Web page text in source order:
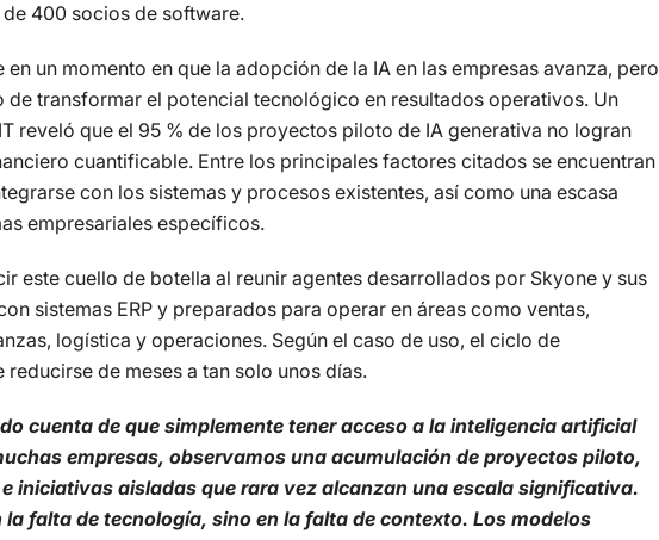
400 socios de software.
en un momento en que la adopción de la IA en las empresas avanza, pero
de transformar el potencial tecnológico en resultados operativos. Un
reveló que el 95 % de los proyectos piloto de IA generativa no logran
cuantificable. Entre los principales factores citados se encuentran
con los sistemas y procesos existentes, así como una escasa
empresariales específicos.
este cuello de botella al reunir agentes desarrollados por Skyone y sus
sistemas ERP y preparados para operar en áreas como ventas,
logística y operaciones. Según el caso de uso, el ciclo de
de meses a tan solo unos días.
cuenta de que simplemente tener acceso a la inteligencia artificial
empresas, observamos una acumulación de proyectos piloto,
iniciativas aisladas que rara vez alcanzan una escala significativa.
la falta de tecnología, sino en la falta de contexto. Los modelos